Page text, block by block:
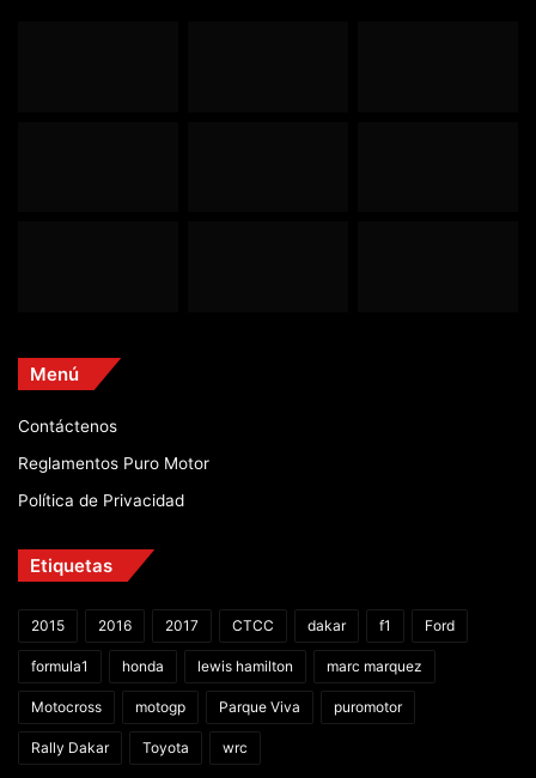
Menú
Contáctenos
Reglamentos Puro Motor
Política de Privacidad
Etiquetas
2015 2016 2017 CTCC dakar f1 Ford
formula1 honda lewis hamilton marc marquez
Motocross motogp Parque Viva puromotor
Rally Dakar Toyota wrc